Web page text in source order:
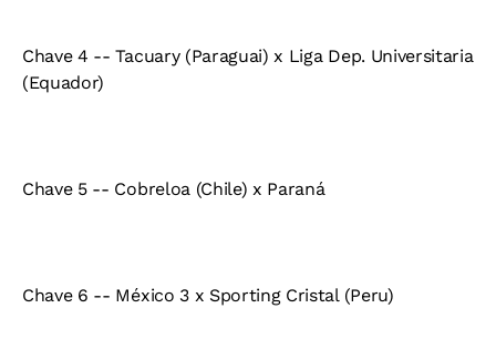
Chave 4 -- Tacuary (Paraguai) x Liga Dep. Universitaria
(Equador)
Chave 5 -- Cobreloa (Chile) x Paraná
Chave 6 -- México 3 x Sporting Cristal (Peru)